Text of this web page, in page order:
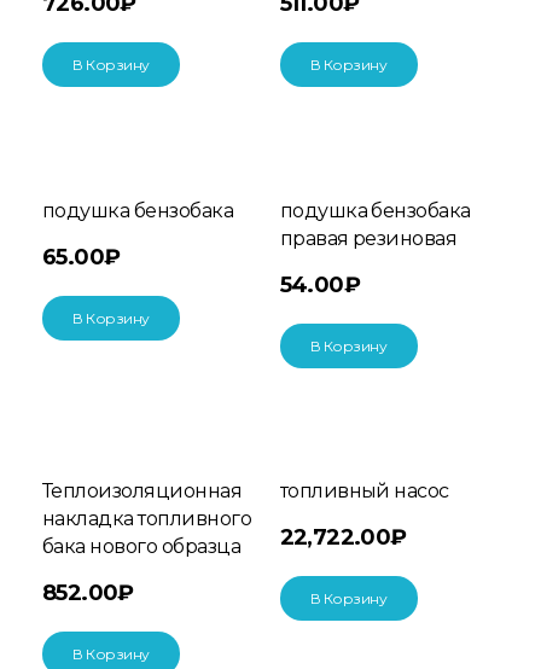
В Корзину В Корзину
подушка бензобака
65.00₽
В Корзину
подушка бензобака
правая резиновая
54.00₽
В Корзину
Теплоизоляционная
накладка топливного
бака нового образца
852.00₽
В Корзину
топливный насос
22,722.00₽
В Корзину